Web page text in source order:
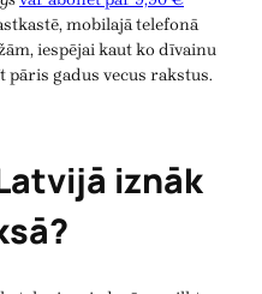
mobilajā telefonā
iespējai kaut ko dīvainu
gadus vecus rakstus.
iznāk